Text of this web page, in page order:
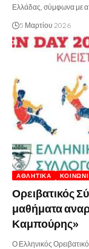
Ελλάδας, σύμφωνα με
5 Μαρτίου 2026
ΑΘΛΗΤΙΚΆ
Ορειβατικός
μαθήματα
Καμπούρης»
Ο Ελληνικός